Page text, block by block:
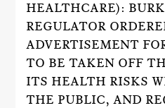
HEALTHCARE):
REGULATOR
ADVERTISEMENT
TO BE TAKEN OFF
ITS HEALTH RISKS
THE PUBLIC, AND